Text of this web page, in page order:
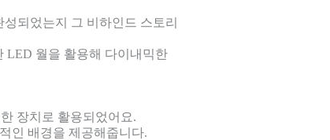
되었는지 그 비하인드 스토리
LED 월을 활용해 다이내믹한
장치로 활용되었어요.
인 배경을 제공해줍니다.